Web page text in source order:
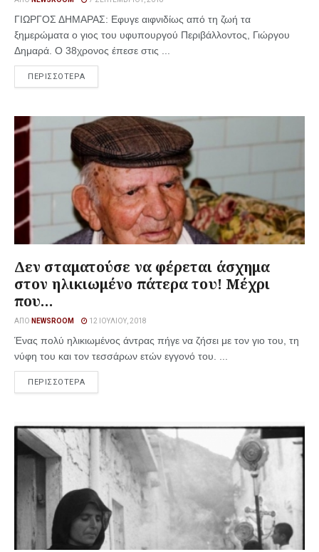
ΓΙΩΡΓΟΣ ΔΗΜΑΡΑΣ: Εφυγε αιφνιδίως από τη ζωή τα
ξημερώματα ο γιος του υφυπουργού Περιβάλλοντος, Γιώργου
Δημαρά. Ο 38χρονος έπεσε στις ...
ΠΕΡΙΣΣΟΤΕΡΑ
Δεν σταματούσε να φέρεται άσχημα
στον ηλικιωμένο πάτερα του! Μέχρι
που…
ΑΠΌ NEWSROOM 12 ΙΟΥΛΊΟΥ, 2018
Ένας πολύ ηλικιωμένος άντρας πήγε να ζήσει με τον γιο του, τη
νύφη του και τον τεσσάρων ετών εγγονό του. ...
ΠΕΡΙΣΣΟΤΕΡΑ